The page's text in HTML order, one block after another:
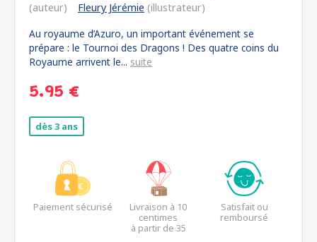
(auteur)
Fleury Jérémie (illustrateur)
Au royaume d’Azuro, un important événement se
prépare : le Tournoi des Dragons ! Des quatre coins du
Royaume arrivent le... suite
5.95 €
dès 3 ans
Paiement sécurisé
Livraison à 10
centimes
à partir de 35
Satisfait ou
remboursé